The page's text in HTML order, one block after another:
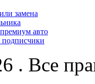
замена
авто
подписчики
. Все